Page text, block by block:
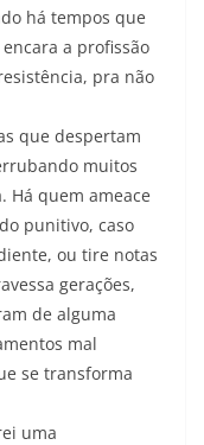
há tempos que
a profissão
pra não
que despertam
muitos
Há quem ameace
punitivo, caso
ou tire notas
gerações,
de alguma
mal
se transforma
uma